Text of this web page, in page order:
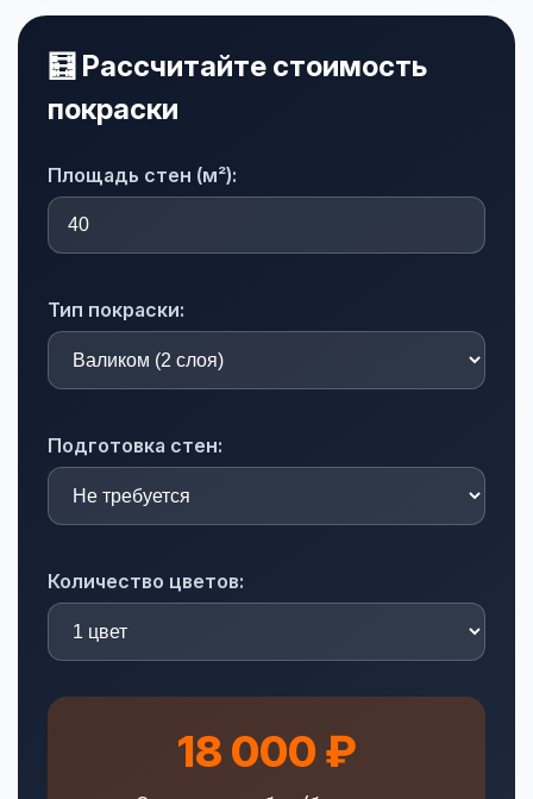
🧮 Рассчитайте стоимость
покраски
Площадь стен (м²):
Тип покраски:
Подготовка стен:
Количество цветов:
18 000 ₽